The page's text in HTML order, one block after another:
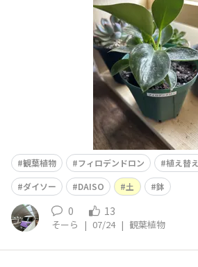
観葉植物 フィロデンドロン 植え替え
ダイソー
DAISO 土 鉢
0 13
そーら | 07/24 | 観葉植物